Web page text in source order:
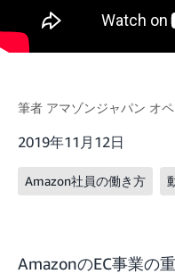
筆者 アマゾンジャパン オ
2019年11月12日
Amazon社員の働き方
AmazonのEC事業の